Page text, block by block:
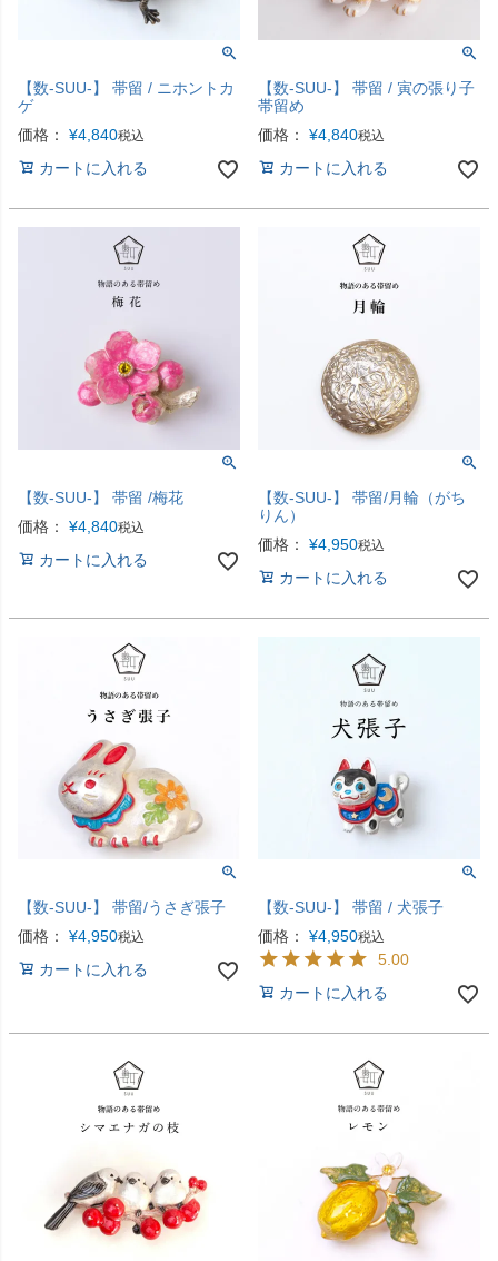
【数-SUU-】 帯留 / ニホントカ
ゲ
価格：
¥4,840税込
カートに入れる
【数-SUU-】 帯留 / 寅の張り子
帯留め
価格：
¥4,840税込
カートに入れる
【数-SUU-】 帯留 /梅花
価格：
¥4,840税込
カートに入れる
【数-SUU-】 帯留/月輪（がち
りん）
価格：
¥4,950税込
カートに入れる
【数-SUU-】 帯留/うさぎ張子
価格：
¥4,950税込
カートに入れる
【数-SUU-】 帯留 / 犬張子
価格：
¥4,950税込
5.00
カートに入れる